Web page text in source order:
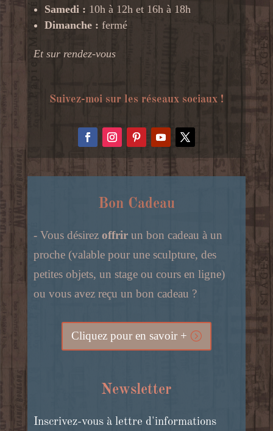
Samedi : 10h à 12h et 16h à 18h
Dimanche : fermé
Et sur rendez-vous
Suivez-moi sur les réseaux sociaux !
Bon Cadeau
- Vous désirez offrir un bon cadeau à un
proche (valable pour une sculpture, des
petites objets, un stage ou cours en ligne)
ou vous avez reçu un bon cadeau ?
Cliquez pour en savoir +
Newsletter
Inscrivez-vous à lettre d'informations